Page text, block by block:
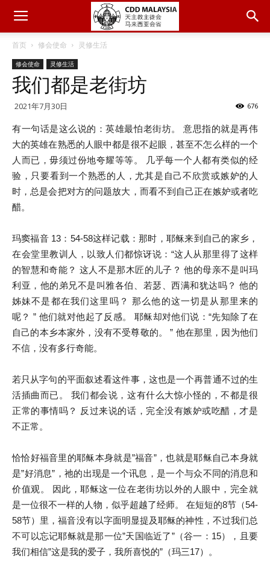
首页 修会使命 灵修生活
修会使命 灵修生活
我们都是老街坊
2021年7月30日 676
有一句话是这么说的：英雄最怕老街坊。 意思指的就是再伟
大的英雄在熟悉的人眼中都是很不起眼，甚至不怎么样的一个
人而已，毋须过份地夸耀等等。 几乎每一个人都有类似的经
验，只要看到一个熟悉的人，尤其是自己不欣赏或嫉妒的人
时，总是会把对方的问题放大，而看不到自己正在嫉妒或者吃
醋。
玛窦福音 13：54-58这样记载：那时，耶稣来到自己的家乡，
在会堂里教训人，以致人们都惊讶说：“这人从那里得了这样
的智慧和奇能？ 这人不是那木匠的儿子？ 他的母亲不是叫玛
利亚，他的弟兄不是叫雅各伯、若瑟、西满和犹达吗？ 他的
姊妹不是都在我们这里吗？ 那么他的这一切是从那里来的
呢？ ” 他们就对他起了反感。 耶稣却对他们说：“先知除了在
自己的本乡本家外，没有不受尊敬的。 ” 他在那里，因为他们
不信，没有多行奇能。
若只从字句的平面叙述看这件事，这也是一个再普通不过的生
活插曲而已。 我们都会说，这有什么大惊小怪的，不都是很
正常的事情吗？ 反过来说的话，完全没有嫉妒或吃醋，才是
不正常。
恰恰好福音里的耶稣本身就是”福音”，也就是耶稣自己本身就
是”好消息”，祂的出现是一个讯息，是一个与众不同的消息和
价值观。 因此，耶稣这一位在老街坊以外的人眼中，完全就
是一位很不一样的人物，似乎超越了经师。 在短短的8节（54-
58节）里，福音没有以字面明显提及耶稣的神性，不过我们总
不可以忘记耶稣就是那一位”天国临近了”（谷一：15），且要
我们相信”这是我的爱子，我所喜悦的”（玛三17）。